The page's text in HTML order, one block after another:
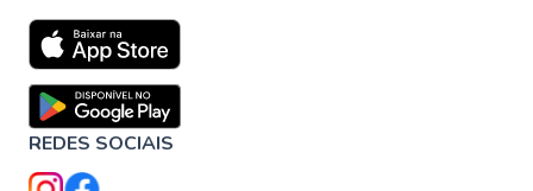
REDES SOCIAIS